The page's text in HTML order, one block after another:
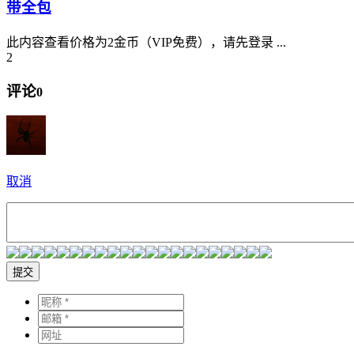
带全包
此内容查看价格为2金币（VIP免费），请先登录 ...
2
评论0
取消
提交